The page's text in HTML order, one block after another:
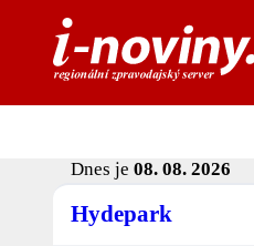
Dnes je 08. 08. 2026
Hydepark